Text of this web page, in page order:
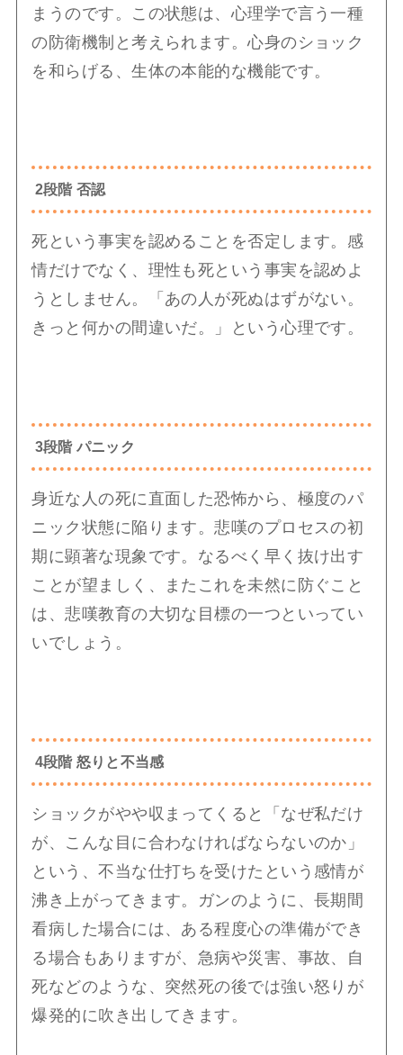
まうのです。この状態は、心理学で言う一種
の防衛機制と考えられます。心身のショック
を和らげる、生体の本能的な機能です。
2段階 否認
死という事実を認めることを否定します。感
情だけでなく、理性も死という事実を認めよ
うとしません。「あの人が死ぬはずがない。
きっと何かの間違いだ。」という心理です。
3段階 パニック
身近な人の死に直面した恐怖から、極度のパ
ニック状態に陥ります。悲嘆のプロセスの初
期に顕著な現象です。なるべく早く抜け出す
ことが望ましく、またこれを未然に防ぐこと
は、悲嘆教育の大切な目標の一つといってい
いでしょう。
4段階 怒りと不当感
ショックがやや収まってくると「なぜ私だけ
が、こんな目に合わなければならないのか」
という、不当な仕打ちを受けたという感情が
沸き上がってきます。ガンのように、長期間
看病した場合には、ある程度心の準備ができ
る場合もありますが、急病や災害、事故、自
死などのような、突然死の後では強い怒りが
爆発的に吹き出してきます。